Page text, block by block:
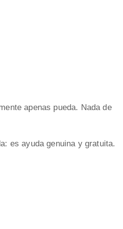
apenas pueda. Nada de
es ayuda genuina y gratuita.